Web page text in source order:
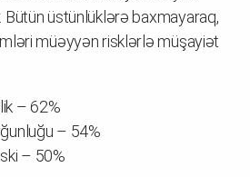
üstünlüklərə baxmayaraq,
müəyyən risklərlə müşayiət
– 62%
– 54%
– 50%